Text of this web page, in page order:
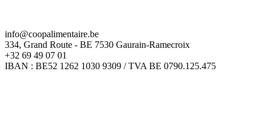
info@coopalimentaire.be
334, Grand Route - BE 7530 Gaurain-Ramecroix
+32 69 49 07 01
IBAN : BE52 1262 1030 9309 / TVA BE 0790.125.475